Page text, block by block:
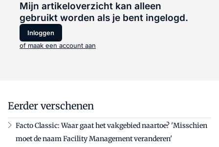
Mijn artikeloverzicht kan alleen
gebruikt worden als je bent ingelogd.
Inloggen
of maak een account aan
Eerder verschenen
Facto Classic: Waar gaat het vakgebied naartoe? 'Misschien
moet de naam Facility Management veranderen'